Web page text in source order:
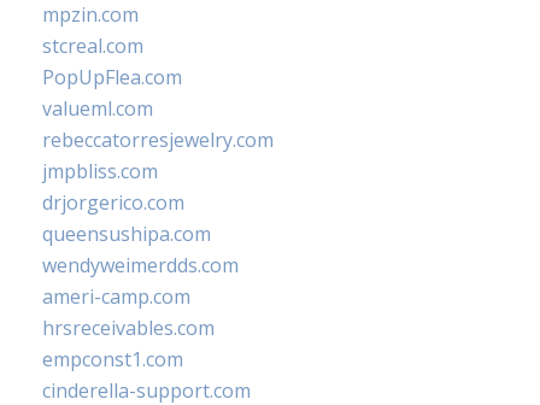
mpzin.com
stcreal.com
PopUpFlea.com
valueml.com
rebeccatorresjewelry.com
jmpbliss.com
drjorgerico.com
queensushipa.com
wendyweimerdds.com
ameri-camp.com
hrsreceivables.com
empconst1.com
cinderella-support.com